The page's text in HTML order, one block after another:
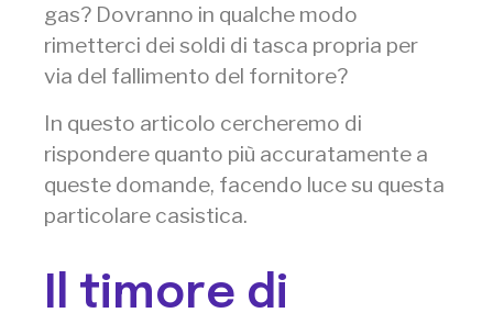
gas? Dovranno in qualche modo
rimetterci dei soldi di tasca propria per
via del fallimento del fornitore?
In questo articolo cercheremo di
rispondere quanto più accuratamente a
queste domande, facendo luce su questa
particolare casistica.
Il timore di